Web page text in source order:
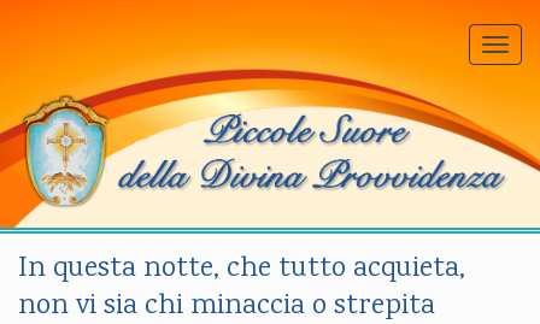
In questa notte, che tutto acquieta,
non vi sia chi minaccia o strepita